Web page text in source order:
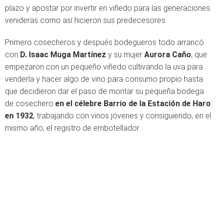
plazo y apostar por invertir en viñedo para las generaciones
venideras como así hicieron sus predecesores.
Primero cosecheros y después bodegueros todo arrancó
con D. Isaac Muga Martínez y su mujer Aurora Caño, que
empezaron con un pequeño viñedo cultivando la uva para
venderla y hacer algo de vino para consu­mo propio hasta
que decidieron dar el paso de montar su pequeña bodega
de cosechero en el célebre Barrio de la Estación de Haro
en 1932, trabajando con vinos jóvenes y consiguiendo, en el
mismo año, el registro de embotellador.